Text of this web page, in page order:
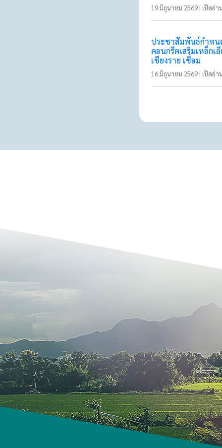
19 มิถุนายน 2569 | เปิดอ่า
ประชาสัมพันธ์กำหน
คอนกรีตเสริมเหล็ก
เชียงราย เชื่อม
16 มิถุนายน 2569 | เปิดอ่า